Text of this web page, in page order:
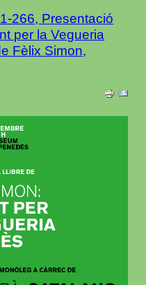
266, Presentació
per la Vegueria
Fèlix Simon,